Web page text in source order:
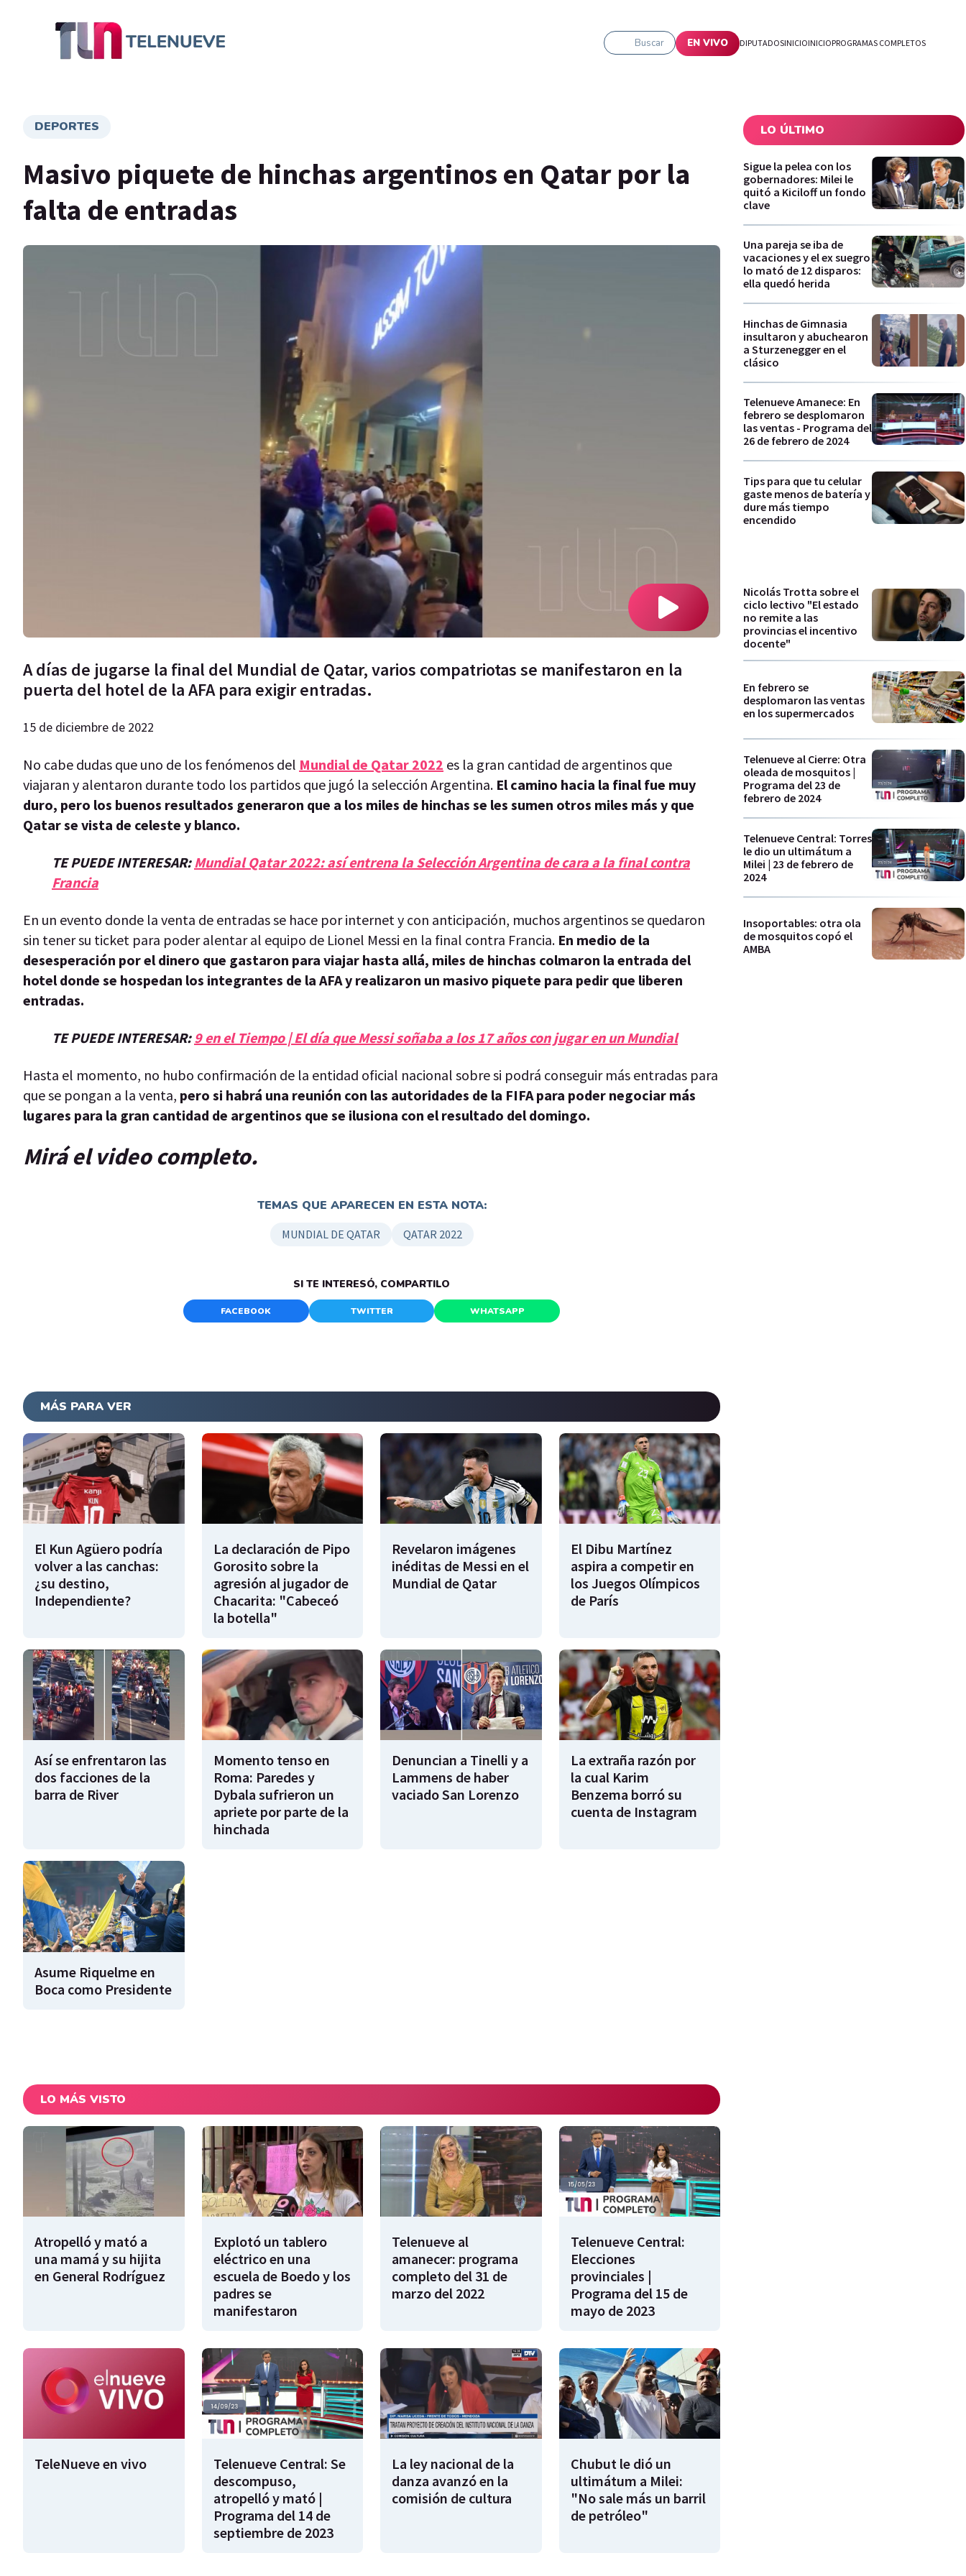
Buscar EN VIVO DIPUTADOSINICIOINICIOPROGRAMAS COMPLETOS
DEPORTES
Masivo piquete de hinchas argentinos en Qatar por la
falta de entradas
A días de jugarse la final del Mundial de Qatar, varios compatriotas se manifestaron en la
puerta del hotel de la AFA para exigir entradas.
15 de diciembre de 2022
No cabe dudas que uno de los fenómenos del Mundial de Qatar 2022 es la gran cantidad de argentinos que
viajaran y alentaron durante todo los partidos que jugó la selección Argentina. El camino hacia la final fue muy
duro, pero los buenos resultados generaron que a los miles de hinchas se les sumen otros miles más y que
Qatar se vista de celeste y blanco.
TE PUEDE INTERESAR: Mundial Qatar 2022: así entrena la Selección Argentina de cara a la final contra
Francia
En un evento donde la venta de entradas se hace por internet y con anticipación, muchos argentinos se quedaron
sin tener su ticket para poder alentar al equipo de Lionel Messi en la final contra Francia. En medio de la
desesperación por el dinero que gastaron para viajar hasta allá, miles de hinchas colmaron la entrada del
hotel donde se hospedan los integrantes de la AFA y realizaron un masivo piquete para pedir que liberen
entradas.
TE PUEDE INTERESAR:9 en el Tiempo | El día que Messi soñaba a los 17 años con jugar en un Mundial
Hasta el momento, no hubo confirmación de la entidad oficial nacional sobre si podrá conseguir más entradas para
que se pongan a la venta, pero si habrá una reunión con las autoridades de la FIFA para poder negociar más
lugares para la gran cantidad de argentinos que se ilusiona con el resultado del domingo.
Mirá el video completo.
TEMAS QUE APARECEN EN ESTA NOTA:
MUNDIAL DE QATAR QATAR 2022
SI TE INTERESÓ, COMPARTILO
FACEBOOK TWITTER WHATSAPP
MÁS PARA VER
El Kun Agüero podría
volver a las canchas:
¿su destino,
Independiente?
La declaración de Pipo
Gorosito sobre la
agresión al jugador de
Chacarita: "Cabeceó
la botella"
Revelaron imágenes
inéditas de Messi en el
Mundial de Qatar
El Dibu Martínez
aspira a competir en
los Juegos Olímpicos
de París
Así se enfrentaron las
dos facciones de la
barra de River
Momento tenso en
Roma: Paredes y
Dybala sufrieron un
apriete por parte de la
hinchada
Denuncian a Tinelli y a
Lammens de haber
vaciado San Lorenzo
La extraña razón por
la cual Karim
Benzema borró su
cuenta de Instagram
Asume Riquelme en
Boca como Presidente
LO MÁS VISTO
Atropelló y mató a
una mamá y su hijita
en General Rodríguez
Explotó un tablero
eléctrico en una
escuela de Boedo y los
padres se
manifestaron
Telenueve al
amanecer: programa
completo del 31 de
marzo del 2022
Telenueve Central:
Elecciones
provinciales |
Programa del 15 de
mayo de 2023
TeleNueve en vivo
Telenueve Central: Se
descompuso,
atropelló y mató |
Programa del 14 de
septiembre de 2023
La ley nacional de la
danza avanzó en la
comisión de cultura
Chubut le dió un
ultimátum a Milei:
"No sale más un barril
de petróleo"
LO ÚLTIMO
Sigue la pelea con los
gobernadores: Milei le
quitó a Kiciloff un fondo
clave
Una pareja se iba de
vacaciones y el ex suegro
lo mató de 12 disparos:
ella quedó herida
Hinchas de Gimnasia
insultaron y abuchearon
a Sturzenegger en el
clásico
Telenueve Amanece: En
febrero se desplomaron
las ventas - Programa del
26 de febrero de 2024
Tips para que tu celular
gaste menos de batería y
dure más tiempo
encendido
Nicolás Trotta sobre el
ciclo lectivo "El estado
no remite a las
provincias el incentivo
docente"
En febrero se
desplomaron las ventas
en los supermercados
Telenueve al Cierre: Otra
oleada de mosquitos |
Programa del 23 de
febrero de 2024
Telenueve Central: Torres
le dio un ultimátum a
Milei | 23 de febrero de
2024
Insoportables: otra ola
de mosquitos copó el
AMBA